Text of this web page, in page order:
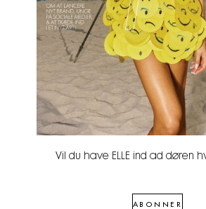
Vil du have ELLE ind ad døren
ABONNER